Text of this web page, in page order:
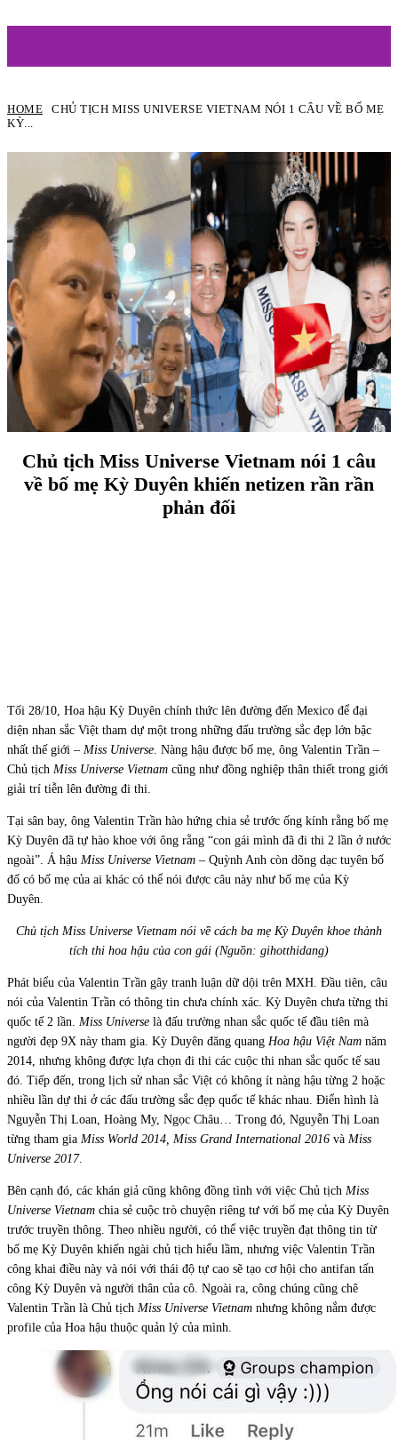
HOME
CHỦ TỊCH MISS UNIVERSE VIETNAM NÓI 1 CÂU VỀ BỐ MẸ
KỲ...
Chủ tịch Miss Universe Vietnam nói 1 câu
về bố mẹ Kỳ Duyên khiến netizen rần rần
phản đối
Tối 28/10, Hoa hậu Kỳ Duyên chính thức lên đường đến Mexico để đại
diện nhan sắc Việt tham dự một trong những đấu trường sắc đẹp lớn bậc
nhất thế giới – Miss Universe . Nàng hậu được bố mẹ, ông Valentin Trần –
Chủ tịch Miss Universe Vietnam cũng như đồng nghiệp thân thiết trong giới
giải trí tiễn lên đường đi thi.
Tại sân bay, ông Valentin Trần hào hứng chia sẻ trước ống kính rằng bố mẹ
Kỳ Duyên đã tự hào khoe với ông rằng “con gái mình đã đi thi 2 lần ở nước
ngoài”. Á hậu Miss Universe Vietnam – Quỳnh Anh còn dõng dạc tuyên bố
đố có bố mẹ của ai khác có thể nói được câu này như bố mẹ của Kỳ
Duyên.
Chủ tịch Miss Universe Vietnam nói về cách ba mẹ Kỳ Duyên khoe thành
tích thi hoa hậu của con gái (Nguồn: gihotthidang)
Phát biểu của Valentin Trần gây tranh luận dữ dội trên MXH. Đầu tiên, câu
nói của Valentin Trần có thông tin chưa chính xác. Kỳ Duyên chưa từng thi
quốc tế 2 lần. Miss Universe là đấu trường nhan sắc quốc tế đầu tiên mà
người đẹp 9X này tham gia. Kỳ Duyên đăng quang Hoa hậu Việt Nam năm
2014, nhưng không được lựa chọn đi thi các cuộc thi nhan sắc quốc tế sau
đó. Tiếp đến, trong lịch sử nhan sắc Việt có không ít nàng hậu từng 2 hoặc
nhiều lần dự thi ở các đấu trường sắc đẹp quốc tế khác nhau. Điển hình là
Nguyễn Thị Loan, Hoàng My, Ngọc Châu… Trong đó, Nguyễn Thị Loan
từng tham gia Miss World 2014, Miss Grand International 2016 và Miss
Universe 2017.
Bên cạnh đó, các khán giả cũng không đồng tình với việc Chủ tịch Miss
Universe Vietnam chia sẻ cuộc trò chuyện riêng tư với bố mẹ của Kỳ Duyên
trước truyền thông. Theo nhiều người, có thể việc truyền đạt thông tin từ
bố mẹ Kỳ Duyên khiến ngài chủ tịch hiểu lầm, nhưng việc Valentin Trần
công khai điều này và nói với thái độ tự cao sẽ tạo cơ hội cho antifan tấn
công Kỳ Duyên và người thân của cô. Ngoài ra, công chúng cũng chê
Valentin Trần là Chủ tịch Miss Universe Vietnam nhưng không nắm được
profile của Hoa hậu thuộc quản lý của mình.